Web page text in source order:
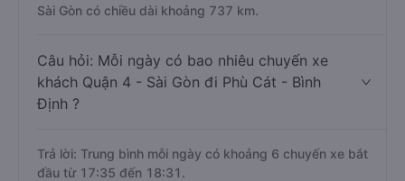
Sài Gòn có chiều dài khoảng 737 km.
Câu hỏi: Mỗi ngày có bao nhiêu chuyến xe
khách Quận 4 - Sài Gòn đi Phù Cát - Bình
Định ?
Trả lời: Trung bình mỗi ngày có khoảng 6 chuyến xe bắt
đầu từ 17:35 đến 18:31.